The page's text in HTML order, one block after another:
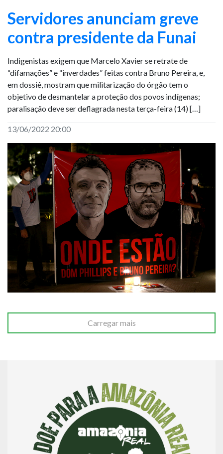
Servidores anunciam greve
contra presidente da Funai
Indigenistas exigem que Marcelo Xavier se retrate de
“difamações” e “inverdades” feitas contra Bruno Pereira, e,
em dossiê, mostram que militarização do órgão tem o
objetivo de desmantelar a proteção dos povos indígenas;
paralisação deve ser deflagrada nesta terça-feira (14) […]
13/06/2022 20:00
Carregar mais